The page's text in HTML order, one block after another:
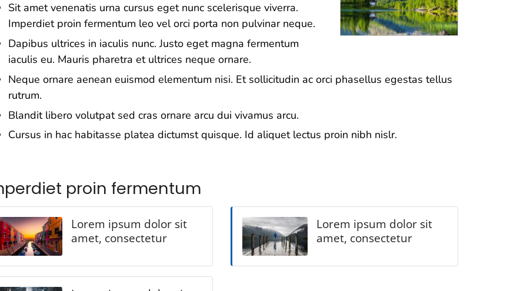
Sit amet venenatis urna cursus eget nunc scelerisque viverra.
Imperdiet proin fermentum leo vel orci porta non pulvinar neque.
Dapibus ultrices in iaculis nunc. Justo eget magna fermentum
iaculis eu. Mauris pharetra et ultrices neque ornare.
Neque ornare aenean euismod elementum nisi. Et sollicitudin ac orci phasellus egestas tellus
rutrum.
Blandit libero volutpat sed cras ornare arcu dui vivamus arcu.
Cursus in hac habitasse platea dictumst quisque. Id aliquet lectus proin nibh nislr.
proin fermentum
Lorem ipsum dolor sit
amet, consectetur
Lorem ipsum dolor sit
amet, consectetur